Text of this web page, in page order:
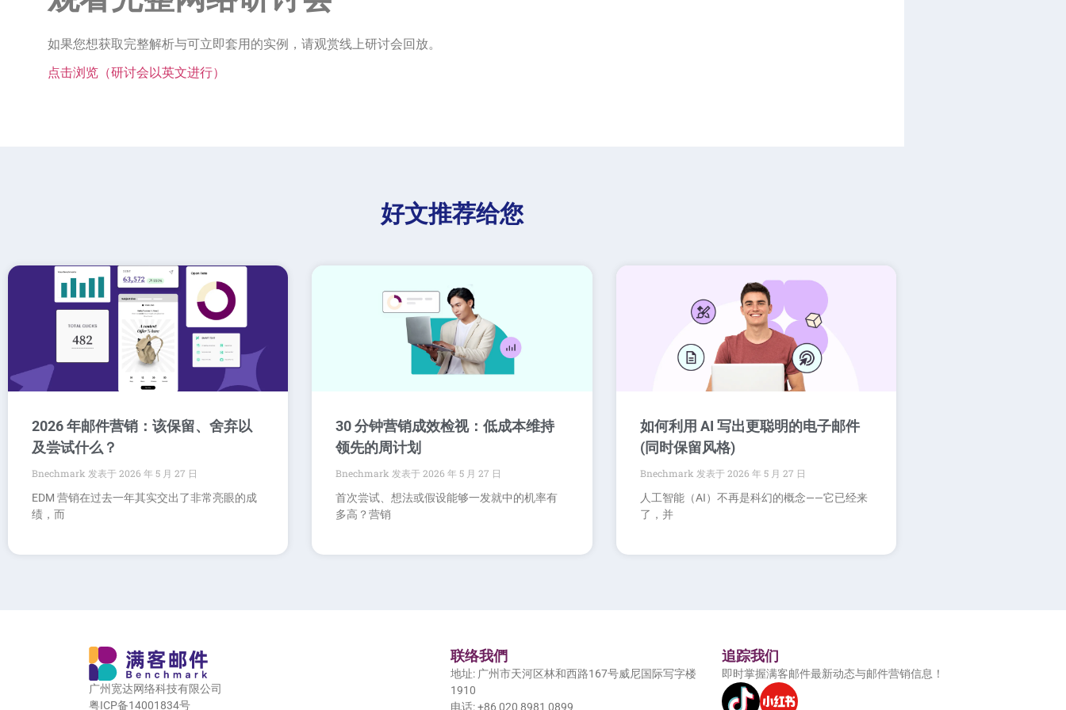
如果您想获取完整解析与可立即套用的实例，请观赏线上研讨会回放。
点击浏览（研讨会以英文进行）
好文推荐给您
2026 年邮件营销：该保留、舍弃以
及尝试什么？
Bnechmark
2026 年 5 月 27 日
EDM 营销在过去一年其实交出了非常亮眼的成
绩，而
30 分钟营销成效检视：低成本维持
领先的周计划
Bnechmark
2026 年 5 月 27 日
首次尝试、想法或假设能够一发就中的机率有
多高？营销
如何利用 AI 写出更聪明的电子邮件
(同时保留风格)
Bnechmark
2026 年 5 月 27 日
人工智能（AI）不再是科幻的概念——它已经来
了，并
广州宽达网络科技有限公司
粤ICP备14001834号
联络我們
地址: 广州市天河区林和西路167号威尼国际写字楼
1910
电话: +86 020 8981 0899
追踪我们
即时掌握满客邮件最新动态与邮件营销信息！